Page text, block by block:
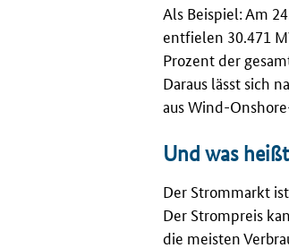
Als Beispiel: Am
entfielen 30.471
Prozent der
Daraus lässt sich
aus Wind-
Und was
Der Strommarkt
Der Strompreis
die meisten